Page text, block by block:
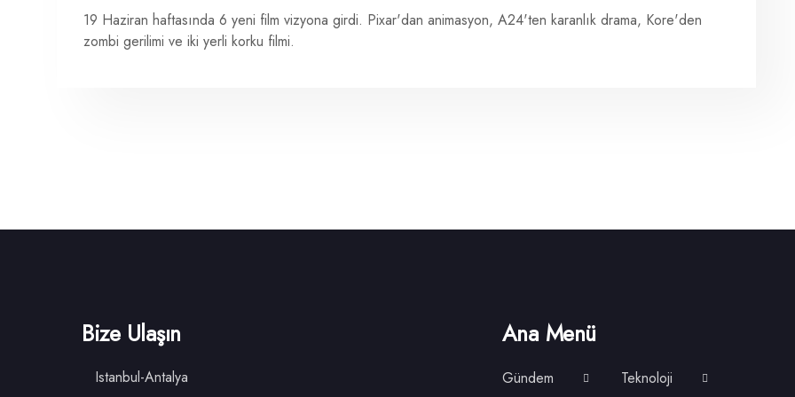
19 Haziran haftasında 6 yeni film vizyona girdi. Pixar'dan animasyon, A24'ten karanlık drama, Kore'den
zombi gerilimi ve iki yerli korku filmi.
Bize Ulaşın
Istanbul-Antalya
Ana Menü
Gündem Teknoloji